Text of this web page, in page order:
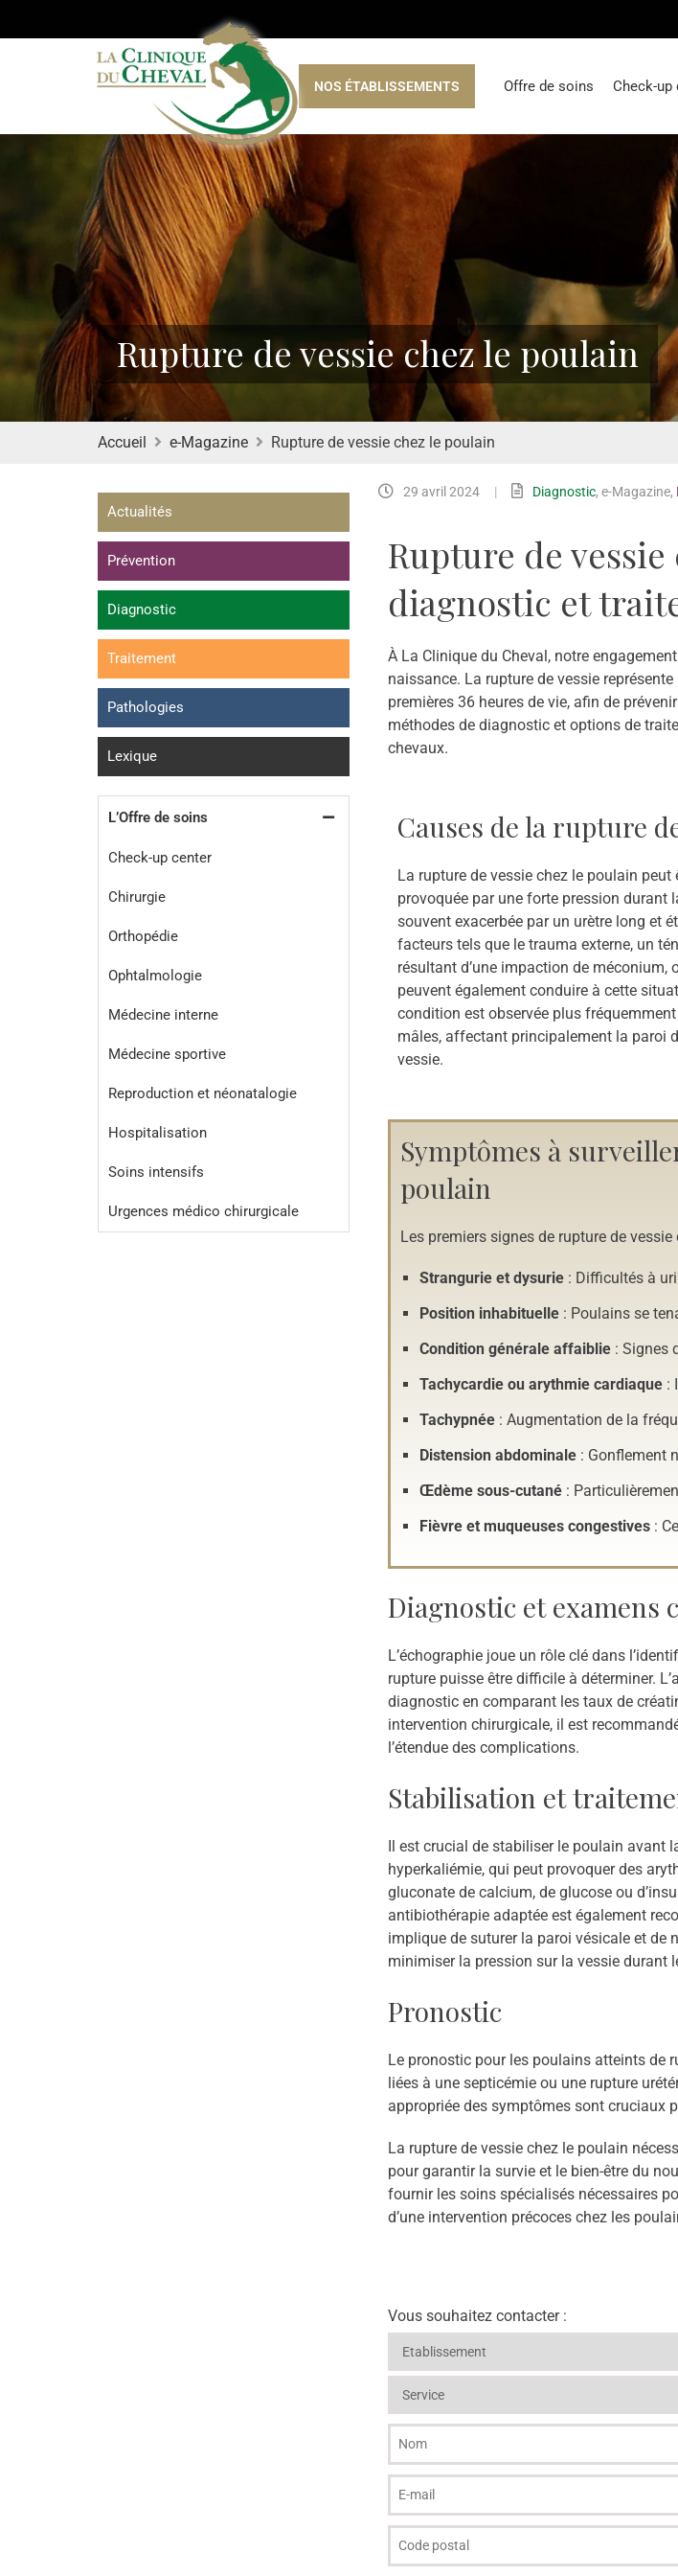
NOS ÉTABLISSEMENTS Offre de soins Check-up
Rupture de vessie chez le poulain
Accueil e-Magazine Rupture de vessie chez le poulain
29 avril 2024 | Diagnostic, e-Magazine,
Rupture de
diagnostic et
À La Clinique du Cheval, notre
naissance. La rupture de vessie
premières 36 heures de vie, afin de
méthodes de diagnostic et options de
chevaux.
Causes de la rupture
La rupture de vessie chez le poulain peut
provoquée par une forte pression durant
souvent exacerbée par un urètre long et
facteurs tels que le trauma externe, un
résultant d’une impaction de méconium,
peuvent également conduire à cette
condition est observée plus
mâles, affectant principalement la paroi
vessie.
Symptômes à
poulain
Les premiers signes de rupture de
Strangurie et dysurie: Difficultés à
Position inhabituelle : Poulains se
Condition générale affaiblie: Signes
Tachycardie ou arythmie cardiaque:
Tachypnée : Augmentation de la
Distension abdominale: Gonflement
Œdème sous-cutané:
Fièvre et muqueuses congestives:
Diagnostic et examens
L’échographie joue un rôle clé dans
rupture puisse être difficile à déterminer.
diagnostic en comparant les taux de
intervention chirurgicale, il est
l’étendue des complications.
Stabilisation et
Il est crucial de stabiliser le poulain
hyperkaliémie, qui peut provoquer des
gluconate de calcium, de glucose ou
antibiothérapie adaptée est également
implique de suturer la paroi vésicale et de
minimiser la pression sur la vessie durant
Pronostic
Le pronostic pour les poulains atteints de
liées à une septicémie ou une rupture
appropriée des symptômes sont cruciaux
La rupture de vessie chez le poulain
pour garantir la survie et le bien-être du
fournir les soins spécialisés nécessaires
d’une intervention précoces chez les
Vous souhaitez contacter :
Actualités
Prévention
Diagnostic
Traitement
Pathologies
Lexique
L’Offre de soins
Check-up center
Chirurgie
Orthopédie
Ophtalmologie
Médecine interne
Médecine sportive
Reproduction et néonatalogie
Hospitalisation
Soins intensifs
Urgences médico chirurgicale